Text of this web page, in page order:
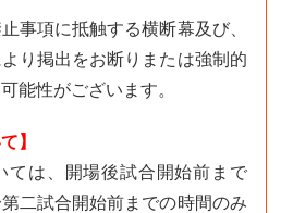
事項に抵触する横断幕及び、
り掲出をお断りまたは強制的
能性がございます。
】
ては、開場後試合開始前まで
二試合開始前までの時間のみ